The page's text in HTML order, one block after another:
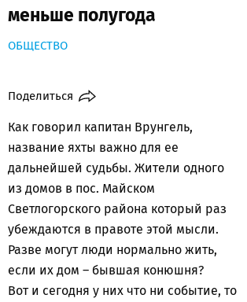
меньше полугода
ОБЩЕСТВО
Поделиться
Как говорил капитан Врунгель,
название яхты важно для ее
дальнейшей судьбы. Жители одного
из домов в пос. Майском
Светлогорского района который раз
убеждаются в правоте этой мысли.
Разве могут люди нормально жить,
если их дом – бывшая конюшня?
Вот и сегодня у них что ни событие, то